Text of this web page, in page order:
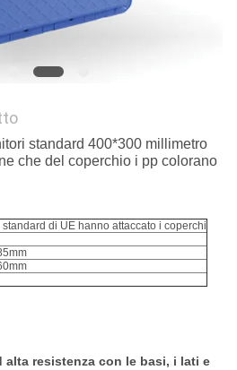
standard 400*300 millimetro
che del coperchio i pp colorano
standard di UE hanno attaccato i coperchi
resistenza con le basi, i lati e